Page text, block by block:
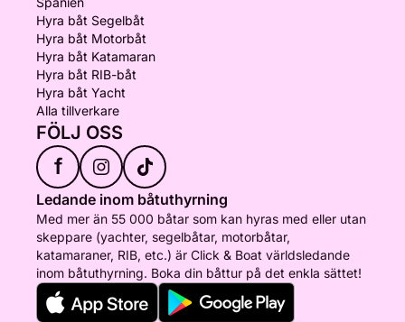
Hyra båt Segelbåt
Hyra båt Motorbåt
Hyra båt Katamaran
Hyra båt RIB-båt
Hyra båt Yacht
Alla tillverkare
FÖLJ OSS
f
Ledande inom båtuthyrning
Med mer än 55 000 båtar som kan hyras med eller utan
skeppare (yachter, segelbåtar, motorbåtar,
katamaraner, RIB, etc.) är Click & Boat världsledande
inom båtuthyrning. Boka din båttur på det enkla sättet!